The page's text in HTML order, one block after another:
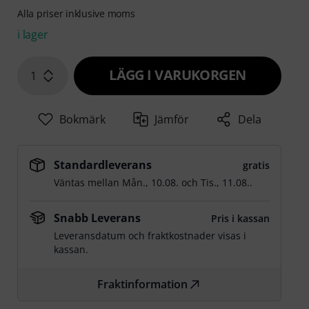
Alla priser inklusive moms
i lager
1 LÄGG I VARUKORGEN
Bokmärk Jämför Dela
Standardleverans
gratis
Väntas mellan Mån., 10.08. ochTis., 11.08..
Snabb Leverans
Pris i kassan
Leveransdatum och fraktkostnader visas i
kassan.
Fraktinformation